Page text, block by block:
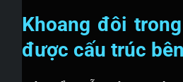
Khoang đôi
được cấu trúc